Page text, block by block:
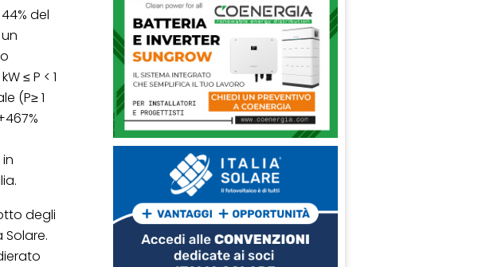
del
≤ P < 1
(P≥ 1
degli